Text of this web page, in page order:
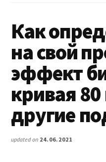
Как
на свой
эффект
кривая 80
другие
updated on 24.06.2021